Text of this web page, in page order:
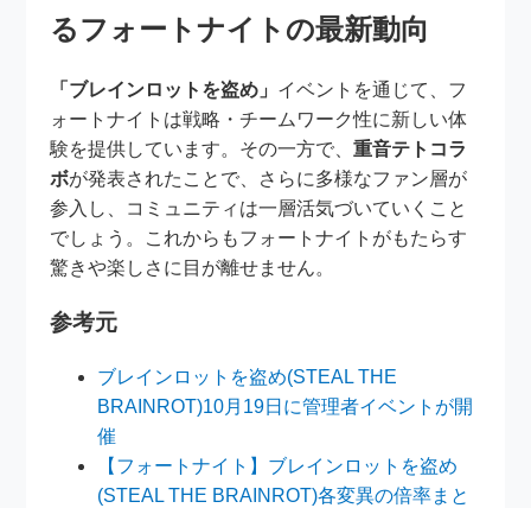
るフォートナイトの最新動向
「ブレインロットを盗め」 イベントを通じて、フ
ォートナイトは戦略・チームワーク性に新しい体
験を提供しています。その一方で、重音テトコラ
ボが発表されたことで、さらに多様なファン層が
参入し、コミュニティは一層活気づいていくこと
でしょう。これからもフォートナイトがもたらす
驚きや楽しさに目が離せません。
参考元
ブレインロットを盗め(STEAL THE
BRAINROT)10月19日に管理者イベントが開
催
【フォートナイト】ブレインロットを盗め
(STEAL THE BRAINROT)各変異の倍率まと